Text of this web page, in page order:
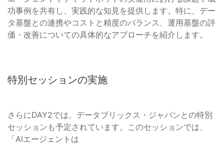
功事例を共有し、実践的な知見を提供します。特に、デー
タ基盤との連携やコストと精度のバランス、運用基盤の評
価・改善についての具体的なアプローチを紹介します。
特別セッションの実施
さらにDAY2では、データブリックス・ジャパンとの特別
セッションも予定されています。このセッションでは、
「AIエージェントは